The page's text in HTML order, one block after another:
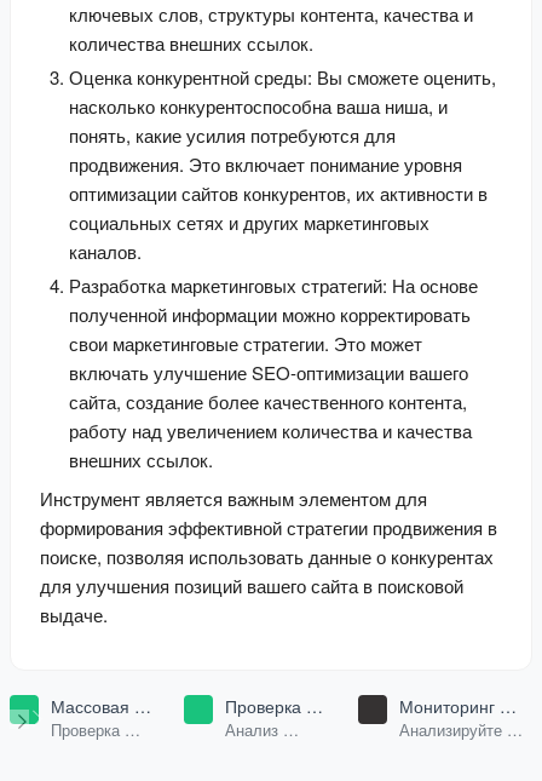
ключевых слов, структуры контента, качества и
количества внешних ссылок.
Оценка конкурентной среды: Вы сможете оценить,
насколько конкурентоспособна ваша ниша, и
понять, какие усилия потребуются для
продвижения. Это включает понимание уровня
оптимизации сайтов конкурентов, их активности в
социальных сетях и других маркетинговых
каналов.
Разработка маркетинговых стратегий: На основе
полученной информации можно корректировать
свои маркетинговые стратегии. Это может
включать улучшение SEO-оптимизации вашего
сайта, создание более качественного контента,
работу над увеличением количества и качества
внешних ссылок.
Инструмент является важным элементом для
формирования эффективной стратегии продвижения в
поиске, позволяя использовать данные о конкурентах
для улучшения позиций вашего сайта в поисковой
выдаче.
Массовая
проверка
Проверка
Проверка
посещаемости
Анализ
Мониторинг
бренда в Google
Анализируйте